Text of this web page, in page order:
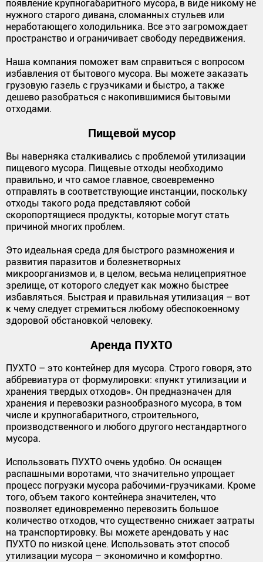
появление крупногабаритного мусора, в виде никому не
нужного старого дивана, сломанных стульев или
неработающего холодильника. Все это загромождает
пространство и ограничивает свободу передвижения.
Наша компания поможет вам справиться с вопросом
избавления от бытового мусора. Вы можете заказать
грузовую газель с грузчиками и быстро, а также
дешево разобраться с накопившимися бытовыми
отходами.
Пищевой мусор
Вы наверняка сталкивались с проблемой утилизации
пищевого мусора. Пищевые отходы необходимо
правильно, и что самое главное, своевременно
отправлять в соответствующие инстанции, поскольку
отходы такого рода представляют собой
скоропортящиеся продукты, которые могут стать
причиной многих проблем.
Это идеальная среда для быстрого размножения и
развития паразитов и болезнетворных
микроорганизмов и, в целом, весьма нелицеприятное
зрелище, от которого следует как можно быстрее
избавляться. Быстрая и правильная утилизация – вот
к чему следует стремиться любому обеспокоенному
здоровой обстановкой человеку.
Аренда ПУХТО
ПУХТО – это контейнер для мусора. Строго говоря, это
аббревиатура от формулировки: «пункт утилизации и
хранения твердых отходов». Он предназначен для
хранения и перевозки разнообразного мусора, в том
числе и крупногабаритного, строительного,
производственного и любого другого нестандартного
мусора.
Использовать ПУХТО очень удобно. Он оснащен
распашными воротами, что значительно упрощает
процесс погрузки мусора рабочими-грузчиками. Кроме
того, объем такого контейнера значителен, что
позволяет единовременно перевозить большое
количество отходов, что существенно снижает затраты
на транспортировку. Вы можете арендовать у нас
ПУХТО по низкой цене. Использовать этот способ
утилизации мусора – экономично и комфортно.